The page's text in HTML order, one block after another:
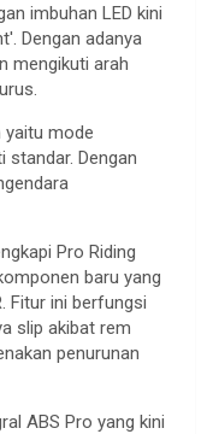
imbuhan LED kini
Dengan adanya
mengikuti arah
yaitu mode
standar. Dengan
Pro Riding
baru yang
Fitur ini berfungsi
slip akibat rem
penurunan
ABS Pro yang kini